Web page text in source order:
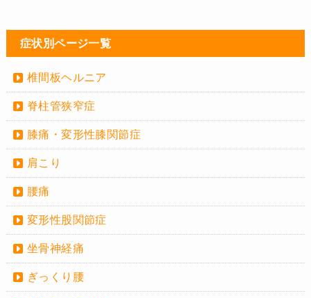
症状別ページ一覧
椎間板ヘルニア
脊柱管狭窄症
膝痛・変形性膝関節症
肩こり
腰痛
変形性股関節症
坐骨神経痛
ぎっくり腰